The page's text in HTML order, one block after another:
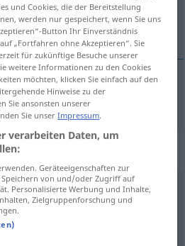
DAT/za INSTR ) Gier
"Gier"
,Drang,Bedürfnis,
(ugs., fig.)
und Cookies, die der Bereitstellung
werden nur gespeichert, wenn Sie uns
Button Ihr Einverständnis
„Fortfahren ohne Akzeptieren“. Sie
für zukünftige Besuche unserer
weitere Informationen zu den Cookies
möchten, klicken Sie einfach auf den
Hinweise zu der
Sie ansonsten unserer
Sie unserImpressum.
verarbeiten Daten, um
Geräteeigenschaften zur
von und/oder Zugriff auf
Personalisierte Werbung und Inhalte,
Zielgruppenforschung und